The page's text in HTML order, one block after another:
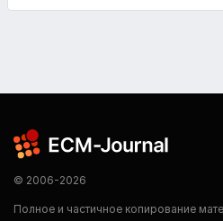
© 2006-2026
Полное и частичное копирование